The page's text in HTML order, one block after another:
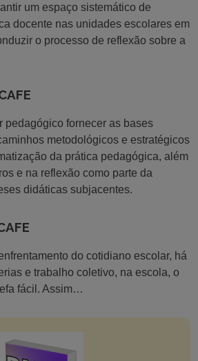
um espaço sistemático de
docente nas unidades escolares em
o processo de reflexão sobre a
pedagógico fornecer as bases
metodológicos e estratégicos
da prática pedagógica, além
e na reflexão como parte da
didáticas subjacentes.
do cotidiano escolar, há
e trabalho coletivo, na escola, o
fácil. Assim…